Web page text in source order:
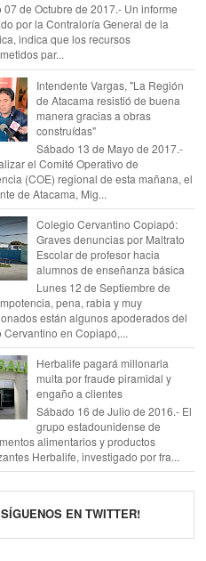
07 de Octubre de 2017.- Un informe
por la Contraloría General de la
indica que los recursos
par...
Intendente Vargas, "La Región
de Atacama resistió de buena
manera gracias a obras
construídas"
Sábado 13 de Mayo de 2017.-
el Comité Operativo de
(COE) regional de esta mañana, el
de Atacama, Mig...
Colegio Cervantino Copiapó:
Graves denuncias por Maltrato
Escolar de profesor hacia
alumnos de enseñanza básica
Lunes 12 de Septiembre de
pena, rabia y muy
están algunos apoderados del
Cervantino en Copiapó,...
Herbalife pagará millonaria
multa por fraude piramidal y
engaño a clientes
Sábado 16 de Julio de 2016.- El
grupo estadounidense de
alimentarios y productos
Herbalife, investigado por fra...
SÍGUENOS EN TWITTER!